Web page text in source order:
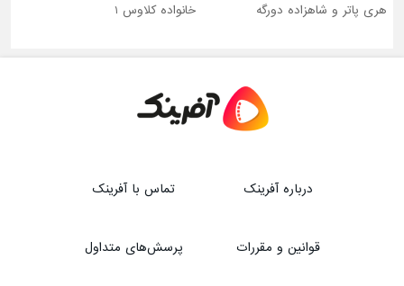
هری پاتر و شاهزاده دورگه خانواده کلاوس 1
درباره آفرینک تماس با آفرینک
قوانین و مقررات پرسش‌های متداول